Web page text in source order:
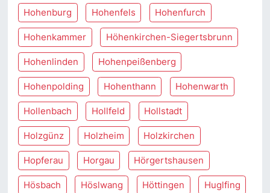
Hohenburg Hohenfels Hohenfurch
Hohenkammer Höhenkirchen-Siegertsbrunn
Hohenlinden Hohenpeißenberg
Hohenpolding Hohenthann Hohenwarth
Hollenbach Hollfeld Hollstadt
Holzgünz Holzheim Holzkirchen
Hopferau Horgau Hörgertshausen
Hösbach Höslwang Höttingen Huglfing